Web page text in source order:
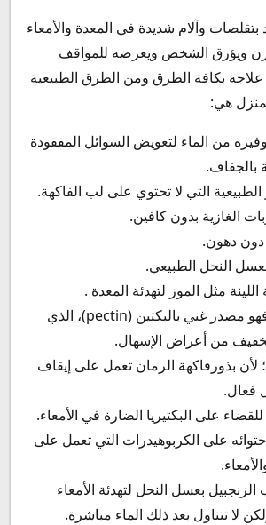
وآلام شديدة في المعدة والأمعاء
ويؤرق الشخص ويعرضه للمواقف
بكافة الطرق ومن الطرق الطبيعية
هي:
من الماء لتعويض السوائل المفقودة
بالجفاف.
الطبيعية التي لا تحتوي على لب الفاكهة.
الغازية بدون كافين.
دون دهون.
النحل الطبيعي.
مثل الموز لتهدئة المعدة .
تناول الجزر، فهو مصدر غني بالبكتين (pectin)، الذي
من أعراض الإسهال.
لأن بذورفاكهة الرمان تعمل على إيقاف
فعال.
على البكتيريا الضارة في الأمعاء.
على الكربوهيدرات التي تعمل على
بعسل النحل لتهدئة الأمعاء
لا تتناول بعد ذلك الماء مباشرة.